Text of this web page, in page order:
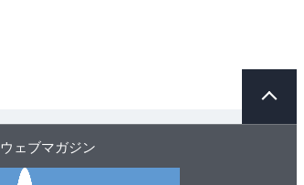
ウェブマガジン